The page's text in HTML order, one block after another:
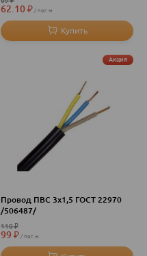
62.10₽ пог. м
Акция
Провод ПВС 3х1,5 ГОСТ 22970
/506487/
110₽
99₽ пог. м